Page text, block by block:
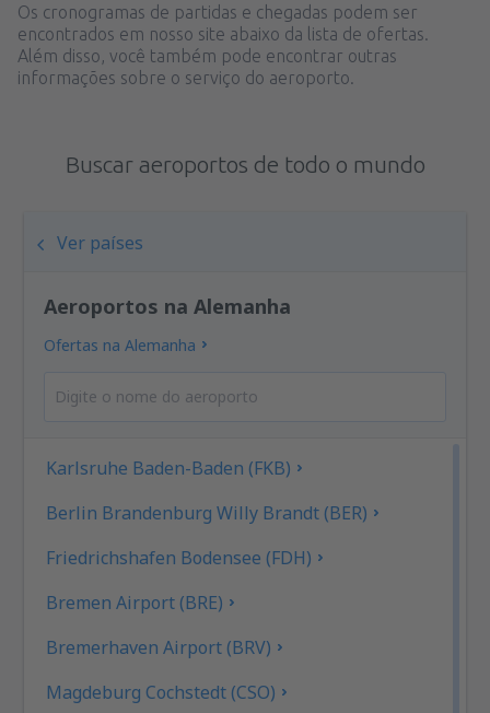
Os cronogramas de partidas e chegadas podem ser
encontrados em nosso site abaixo da lista de ofertas.
Além disso, você também pode encontrar outras
informações sobre o serviço do aeroporto.
Buscar aeroportos de todo o mundo
Ver países
Aeroportos na Alemanha
Ofertas na Alemanha
Karlsruhe Baden-Baden (FKB)
Berlin Brandenburg Willy Brandt (BER)
Friedrichshafen Bodensee (FDH)
Bremen Airport (BRE)
Bremerhaven Airport (BRV)
Magdeburg Cochstedt (CSO)